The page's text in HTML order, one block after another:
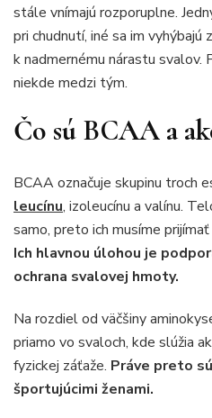
stále vnímajú rozporuplne.
pri chudnutí, iné sa im
k nadmernému nárastu svalov.
niekde medzi tým.
Čo sú BCAA a
BCAA označuje skupinu troch
leucínu, izoleucínu a valínu.
samo, preto ich musíme
Ich hlavnou úlohou je
ochrana svalovej hmoty.
Na rozdiel od väčšiny
priamo vo svaloch, kde slúžia
fyzickej záťaže. Práve preto
športujúcimi ženami.